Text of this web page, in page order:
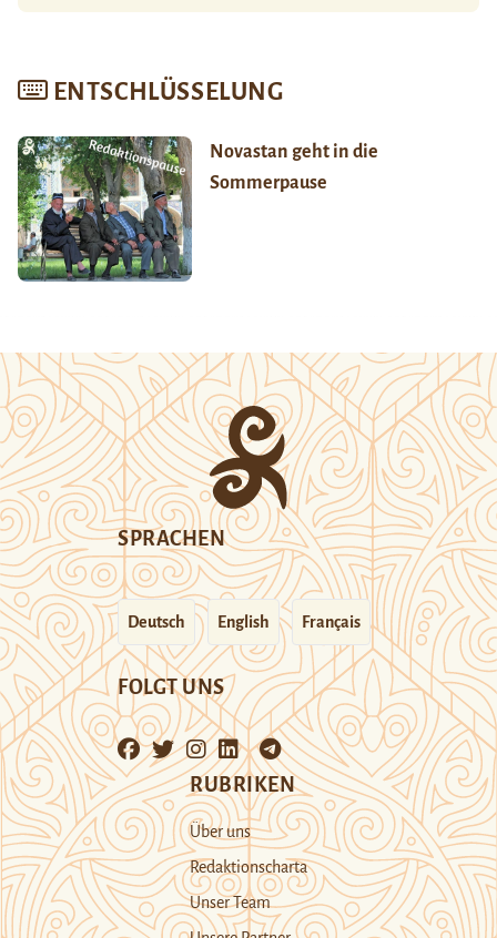
ENTSCHLÜSSELUNG
Novastan geht in die
Sommerpause
SPRACHEN
Deutsch English Français
FOLGT UNS
RUBRIKEN
Über uns
Redaktionscharta
Unser Team